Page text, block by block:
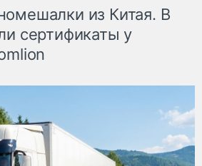
из Китая. В
сертификаты у